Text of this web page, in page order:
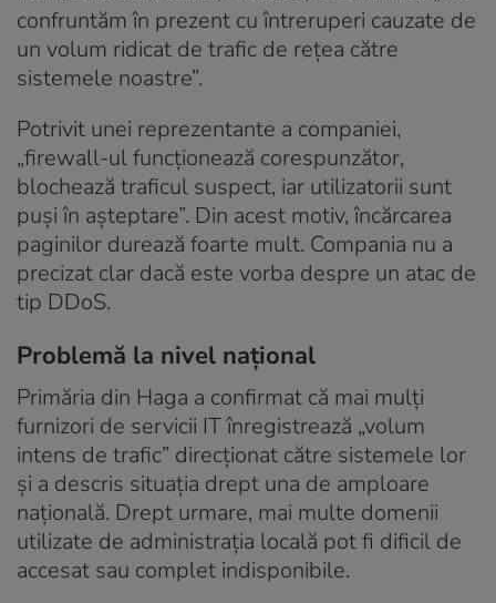
confruntăm în prezent cu întreruperi cauzate de
un volum ridicat de trafic de rețea către
sistemele noastre”.
Potrivit unei reprezentante a companiei,
„firewall-ul funcționează corespunzător,
blochează traficul suspect, iar utilizatorii sunt
puși în așteptare”. Din acest motiv, încărcarea
paginilor durează foarte mult. Compania nu a
precizat clar dacă este vorba despre un atac de
tip DDoS.
Problemă la nivel național
Primăria din Haga a confirmat că mai mulți
furnizori de servicii IT înregistrează „volum
intens de trafic” direcționat către sistemele lor
și a descris situația drept una de amploare
națională. Drept urmare, mai multe domenii
utilizate de administrația locală pot fi dificil de
accesat sau complet indisponibile.